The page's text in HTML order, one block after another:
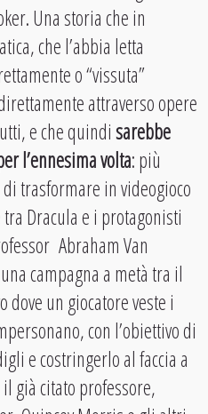
Una storia che in
che l’abbia letta
o “vissuta”
attraverso opere
e che quindisarebbe
l’ennesima volta: più
trasformare in videogioco
Dracula e i protagonisti
Abraham Van
campagna a metà tra il
un giocatore veste i
con l’obiettivo di
e costringerlo al faccia a
già citato professore,